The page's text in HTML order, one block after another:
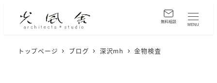
MENU
トップページ ブログ 深沢mh 金物検査
無料相談